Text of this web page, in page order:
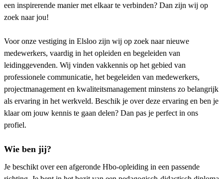
een inspirerende manier met elkaar te verbinden? Dan zijn wij op
zoek naar jou!
Voor onze vestiging in Elsloo zijn wij op zoek naar nieuwe
medewerkers, vaardig in het opleiden en begeleiden van
leidinggevenden. Wij vinden vakkennis op het gebied van
professionele communicatie, het begeleiden van medewerkers,
projectmanagement en kwaliteitsmanagement minstens zo belangrijk
als ervaring in het werkveld. Beschik je over deze ervaring en ben je
klaar om jouw kennis te gaan delen? Dan pas je perfect in ons
profiel.
Wie ben jij?
Je beschikt over een afgeronde Hbo-opleiding in een passende